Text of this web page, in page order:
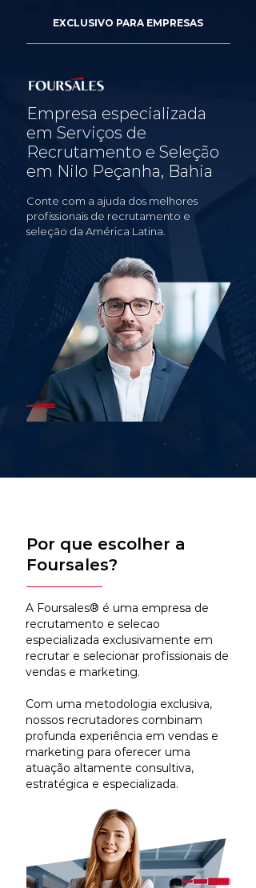
EXCLUSIVO PARA EMPRESAS
Empresa especializada
em Serviços de
Recrutamento e Seleção
em Nilo Peçanha, Bahia
Conte com a ajuda dos melhores
profissionais de recrutamento e
seleção da América Latina.
Por que escolher a
Foursales?
A Foursales® é uma empresa de
recrutamento e selecao
especializada exclusivamente em
recrutar e selecionar profissionais de
vendas e marketing.
Com uma metodologia exclusiva,
nossos recrutadores combinam
profunda experiência em vendas e
marketing para oferecer uma
atuação altamente consultiva,
estratégica e especializada.